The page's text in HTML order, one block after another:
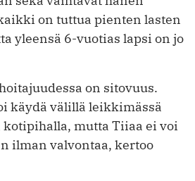
on tuttua pienten lasten
yleensä 6-vuotias lapsi on jo
on sitovuus.
käydä välillä leikkimässä
mutta Tiiaa ei voi
ilman valvontaa, kertoo